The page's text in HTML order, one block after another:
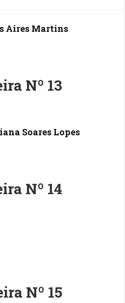
Aires Martins
Nº 13
Soares Lopes
Nº 14
Nº 15